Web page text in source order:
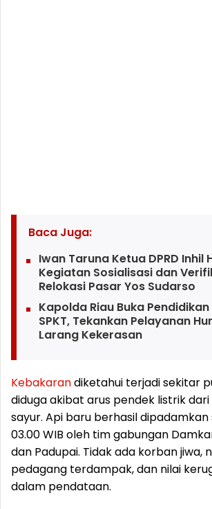
Baca Juga:
Iwan Taruna Ketua DPRD Inhil
Kegiatan Sosialisasi dan
Relokasi Pasar Yos Sudarso
Kapolda Riau Buka Pendidikan
SPKT, Tekankan Pelayanan
Larang Kekerasan
Kebakarandiketahui terjadi sekitar
diduga akibat arus pendek listrik dari
sayur. Api baru berhasil
03.00 WIB oleh tim gabungan
dan Padupai. Tidak ada korban jiwa,
pedagang terdampak, dan nilai
dalam pendataan.